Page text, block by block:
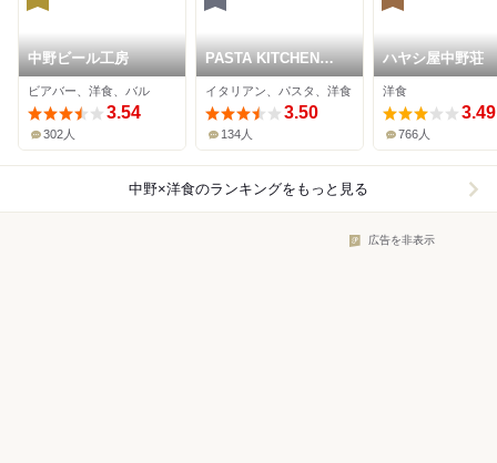
中野ビール工房
ビアバー、洋食、バル
3.54
302人
PASTA KITCHEN
NAKANO
イタリアン、パスタ、洋食
3.50
134人
ハヤシ屋中野荘
洋食
3.49
766人
中野×洋食のランキングをもっと見る
広告を非表示